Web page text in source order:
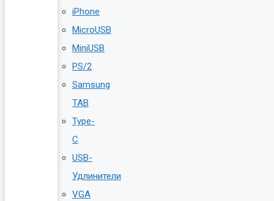
iPhone
MicroUSB
MiniUSB
PS/2
Samsung
TAB
Type-
C
USB-
Удлинители
VGA